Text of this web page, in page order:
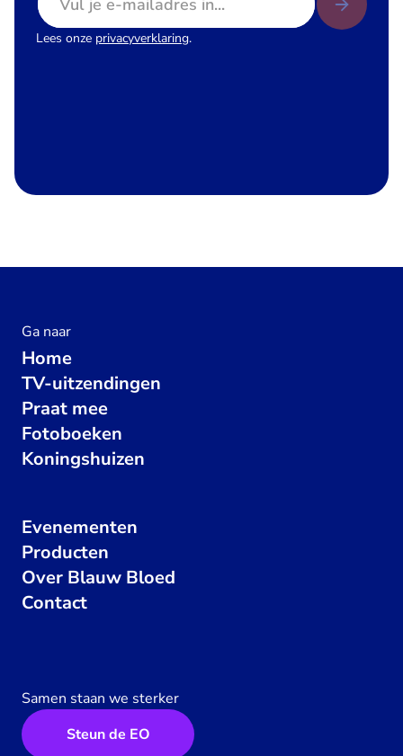
Lees onze privacyverklaring.
Ga naar
Home
TV-uitzendingen
Praat mee
Fotoboeken
Koningshuizen
Evenementen
Producten
Over Blauw Bloed
Contact
Samen staan we sterker
Steun de EO